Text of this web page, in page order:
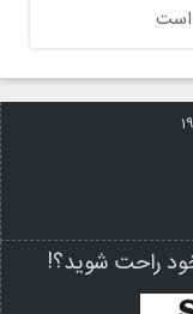
راحت شوید؟!